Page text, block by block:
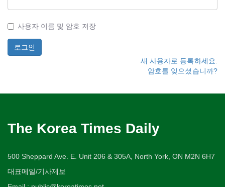
사용자 이름 및 암호 저장
새 사용자로 등록하세요.
암호를 잊으셨습니까?
The Korea Times Daily
500 Sheppard Ave. E. Unit 206 & 305A, North York, ON M2N 6H7
대표메일/기사제보